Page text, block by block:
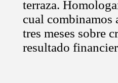
terraza.
cual combinamos
tres meses sobre
resultado